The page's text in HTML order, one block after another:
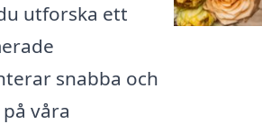
utforska ett
snabba och
våra